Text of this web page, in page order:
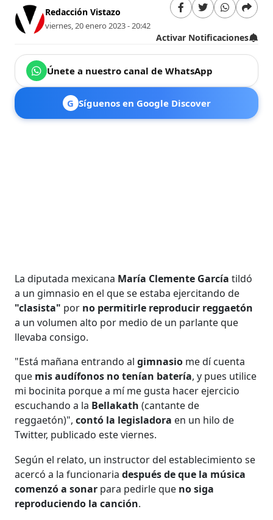
Redacción Vistazo
viernes, 20 enero 2023 - 20:42
Activar Notificaciones
Únete a nuestro canal de WhatsApp
G Síguenos en Google Discover
La diputada mexicana María Clemente Garcíatildó
a un gimnasio en el que se estaba ejercitando de
"clasista" por no permitirle reproducir reggaetón
a un volumen alto por medio de un parlante que
llevaba consigo.
"Está mañana entrando algimnasio me dí cuenta
que mis audífonos no tenían batería, y pues utilice
mi bocinita porque a mí me gusta hacer ejercicio
escuchando a la Bellakath (cantante de
reggaetón)",contó la legisladora en un hilo de
Twitter, publicado este viernes.
Según el relato, un instructor del establecimiento se
acercó a la funcionaria después de que la música
comenzó a sonar para pedirle que no siga
reproduciendo la canción.